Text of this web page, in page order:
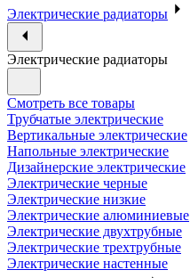
Электрические радиаторы
Электрические радиаторы
Смотреть все товары
Трубчатые электрические
Вертикальные электрические
Напольные электрические
Дизайнерские электрические
Электрические черные
Электрические низкие
Электрические алюминиевые
Электрические двухтрубные
Электрические трехтрубные
Электрические настенные